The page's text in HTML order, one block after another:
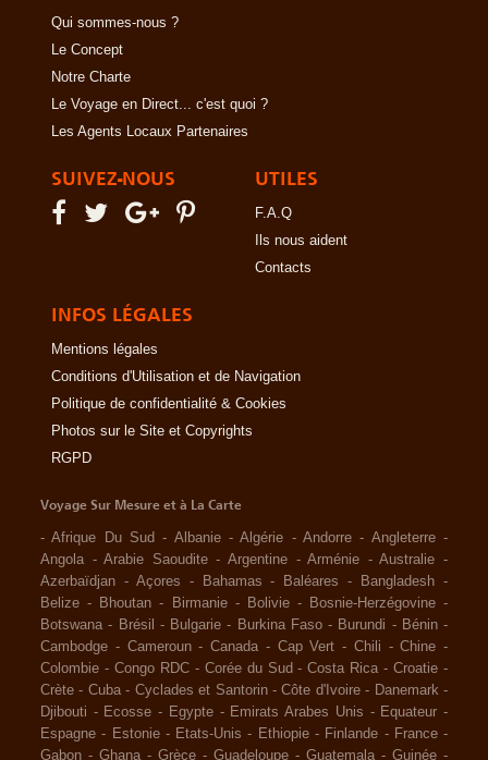
Qui sommes-nous ?
Le Concept
Notre Charte
Le Voyage en Direct... c'est quoi ?
Les Agents Locaux Partenaires
SUIVEZ-NOUS UTILES
F.A.Q
Ils nous aident
Contacts
INFOS LÉGALES
Mentions légales
Conditions d'Utilisation et de Navigation
Politique de confidentialité & Cookies
Photos sur le Site et Copyrights
RGPD
Voyage Sur Mesure et à La Carte
-Afrique Du Sud - Albanie -Algérie -Andorre - Angleterre -
Angola -Arabie Saoudite -Argentine -Arménie -Australie -
Azerbaïdjan - Açores - Bahamas - Baléares - Bangladesh -
Belize - Bhoutan - Birmanie - Bolivie - Bosnie-Herzégovine -
Botswana - Brésil - Bulgarie - Burkina Faso - Burundi - Bénin -
Cambodge - Cameroun - Canada - Cap Vert - Chili -Chine -
Colombie - Congo RDC - Corée du Sud -Costa Rica -Croatie -
Crète - Cuba - Cyclades et Santorin -Côte d'Ivoire - Danemark -
Djibouti - Ecosse - Egypte - Emirats Arabes Unis - Equateur -
Espagne - Estonie - Etats-Unis - Ethiopie - Finlande - France -
Gabon - Ghana - Grèce - Guadeloupe - Guatemala - Guinée -